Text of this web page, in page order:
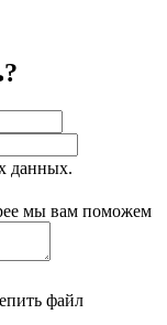
данных.
мы вам поможем
файл